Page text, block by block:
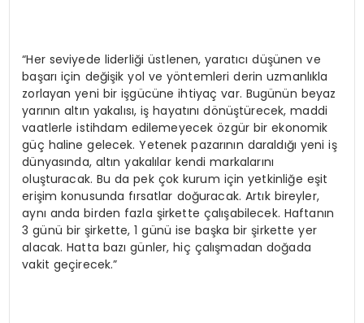
“Her seviyede liderliği üstlenen, yaratıcı düşünen ve
başarı için değişik yol ve yöntemleri derin uzmanlıkla
zorlayan yeni bir işgücüne ihtiyaç var. Bugünün beyaz
yarının altın yakalısı, iş hayatını dönüştürecek, maddi
vaatlerle istihdam edilemeyecek özgür bir ekonomik
güç haline gelecek. Yetenek pazarının daraldığı yeni iş
dünyasında, altın yakalılar kendi markalarını
oluşturacak. Bu da pek çok kurum için yetkinliğe eşit
erişim konusunda fırsatlar doğuracak. Artık bireyler,
aynı anda birden fazla şirkette çalışabilecek. Haftanın
3 günü bir şirkette, 1 günü ise başka bir şirkette yer
alacak. Hatta bazı günler, hiç çalışmadan doğada
vakit geçirecek.”